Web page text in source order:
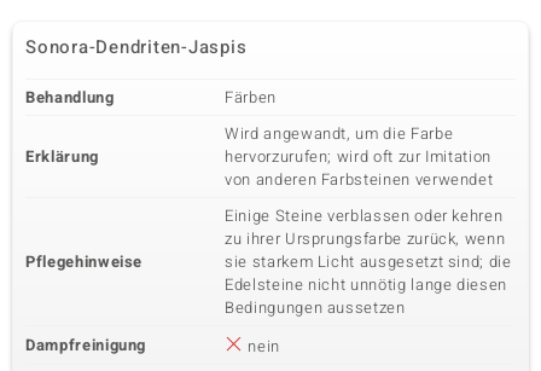
Sonora-Dendriten-Jaspis
Behandlung Färben
Erklärung
Wird angewandt, um die Farbe
hervorzurufen; wird oft zur Imitation
von anderen Farbsteinen verwendet
Pflegehinweise
Einige Steine verblassen oder kehren
zu ihrer Ursprungsfarbe zurück, wenn
sie starkem Licht ausgesetzt sind; die
Edelsteine nicht unnötig lange diesen
Bedingungen aussetzen
Dampfreinigung
nein